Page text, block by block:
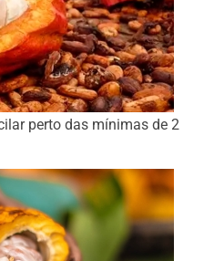
perto das mínimas de 2